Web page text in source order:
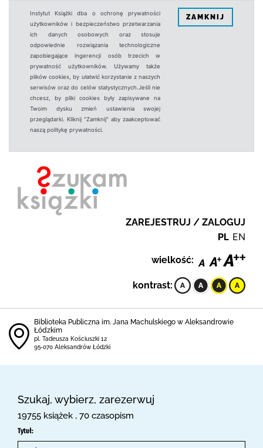
Instytut Książki dba o ochronę prywatności
użytkowników i bezpieczeństwo przetwarzania
ich danych osobowych oraz stosuje
odpowiednie rozwiązania technologiczne
zapobiegające ingerencji osób trzecich w
prywatność użytkowników. Używamy także
plików cookies, by ułatwić korzystanie z naszych
serwisów oraz do celów statystycznych.Jeśli nie
chcesz, by pliki cookies były zapisywane na
Twoim dysku zmień ustawienia swojej
przeglądarki. Kliknij "Zamknij" aby zaakceptować
naszą politykę prywatności.
ZAMKNIJ
ZAREJESTRUJ / ZALOGUJ
PL EN
wielkość:
kontrast:
Biblioteka Publiczna im. Jana Machulskiego w Aleksandrowie
Łódzkim
pl. Tadeusza Kościuszki 12
95-070 Aleksandrów Łódzki
Szukaj, wybierz, zarezerwuj
19755 książek , 70 czasopism
Tytuł: